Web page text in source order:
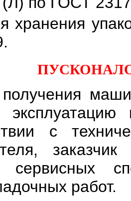
хранения
с
сервисных
работ.